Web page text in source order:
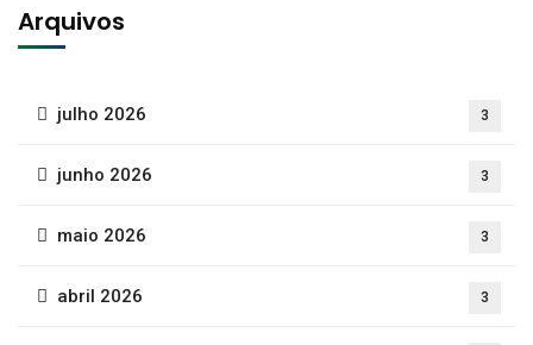
Arquivos
julho 2026 3
junho 2026 3
maio 2026 3
abril 2026 3